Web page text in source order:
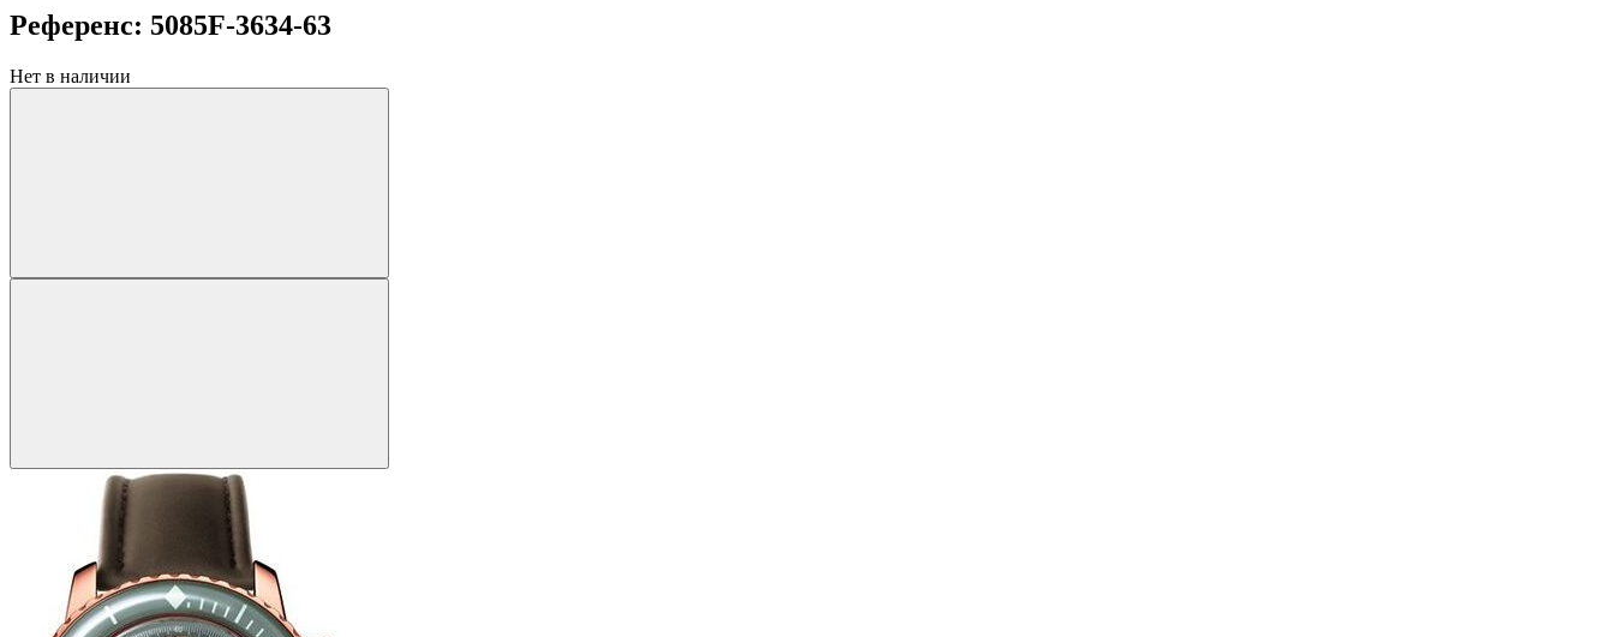
Референс: 5085F-3634-63
Нет в наличии